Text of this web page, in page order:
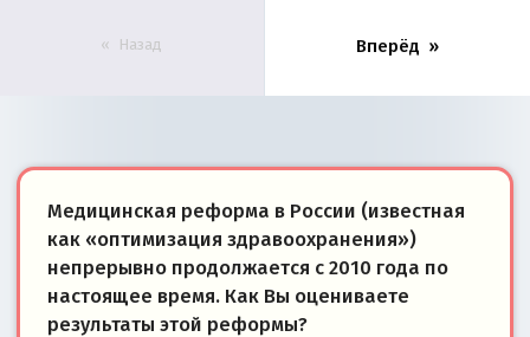
Назад Вперёд
Медицинская реформа в России (известная
как «оптимизация здравоохранения»)
непрерывно продолжается с 2010 года по
настоящее время. Как Вы оцениваете
результаты этой реформы?